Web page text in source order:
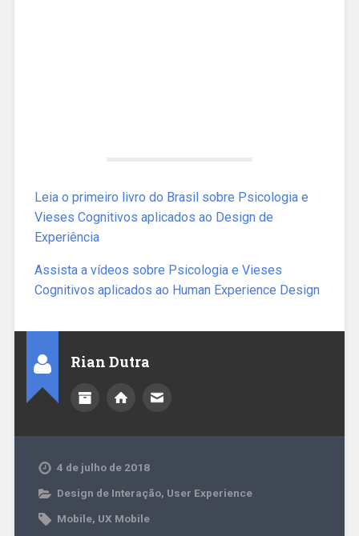
Leia o primeiro livro do Brasil sobre Psicologia e
Vieses Cognitivos aplicados ao Design de
Experiência
Assista a vídeos sobre Psicologia e Vieses
Cognitivos aplicados ao Human Experience Design
Rian Dutra
4 de julho de 2018
Design de Interação, User Experience
Mobile, UX Mobile